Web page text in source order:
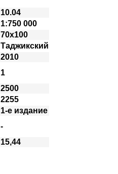
10.04
1:750 000
70х100
Таджикский
2010
1
2500
2255
1-е издание
-
15,44